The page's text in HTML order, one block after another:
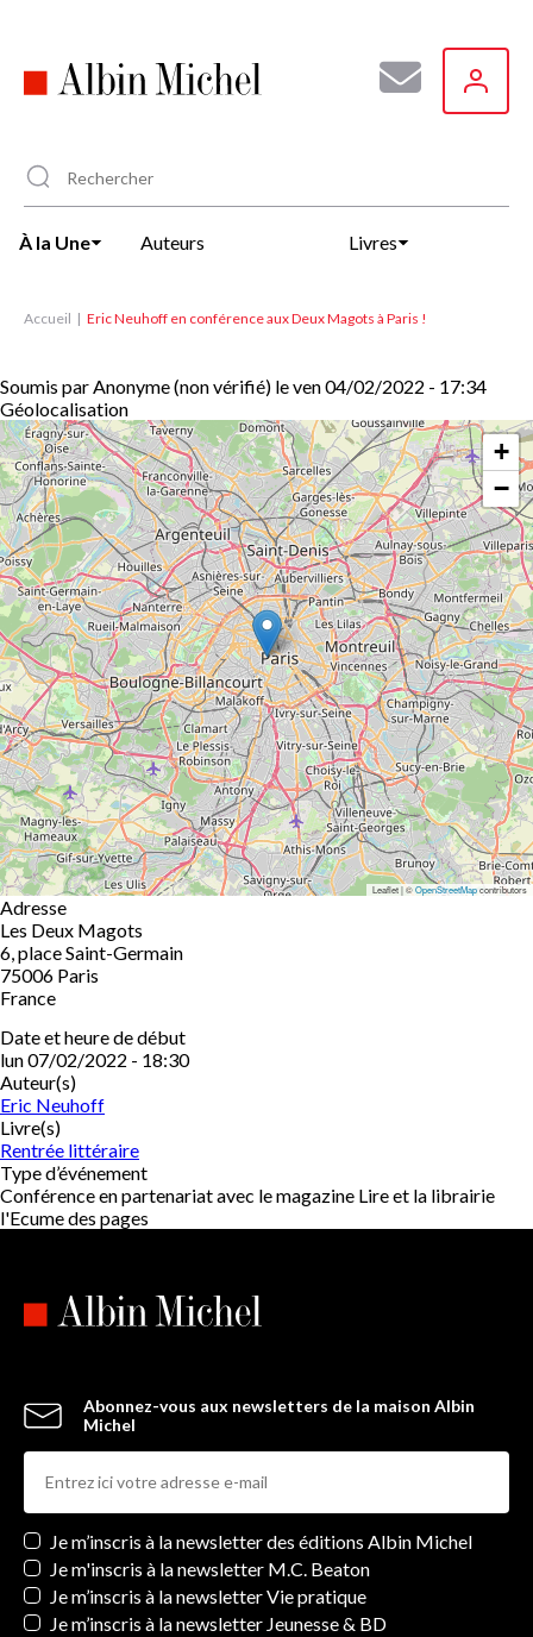
principal
À la Une Auteurs Livres
Accueil Eric Neuhoff en conférence aux Deux Magots à Paris !
Soumis parAnonyme (non vérifié) leven 04/02/2022 - 17:34
Géolocalisation
+
−
Leaflet | ©OpenStreetMapcontributors
Adresse
Les Deux Magots
6, place Saint-Germain
75006 Paris
France
Date et heure de début
lun 07/02/2022 - 18:30
Auteur(s)
Eric Neuhoff
Livre(s)
Rentrée littéraire
Type d’événement
Conférence en partenariat avec le magazine Lire et la librairie
l'Ecume des pages
Abonnez-vous aux newsletters de la maison Albin
Michel
Newsletters
Je m’inscris à la newsletter des éditions Albin Michel
Je m'inscris à la newsletter M.C. Beaton
Je m’inscris à la newsletter Vie pratique
Je m’inscris à la newsletter Jeunesse & BD